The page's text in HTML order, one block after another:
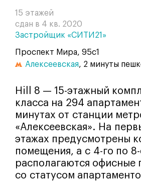
15 этажей
сдан в 4 кв. 2020
Застройщик «СИТИ21»
Проспект Мира, 95с1
Алексеевская, 2 минуты
Hill 8 — 15-этажный
класса на 294
минутах от станции
«Алексеевская». На
этажах предусмотрены
помещения, а с 4-го по
располагаются офисные
со статусом